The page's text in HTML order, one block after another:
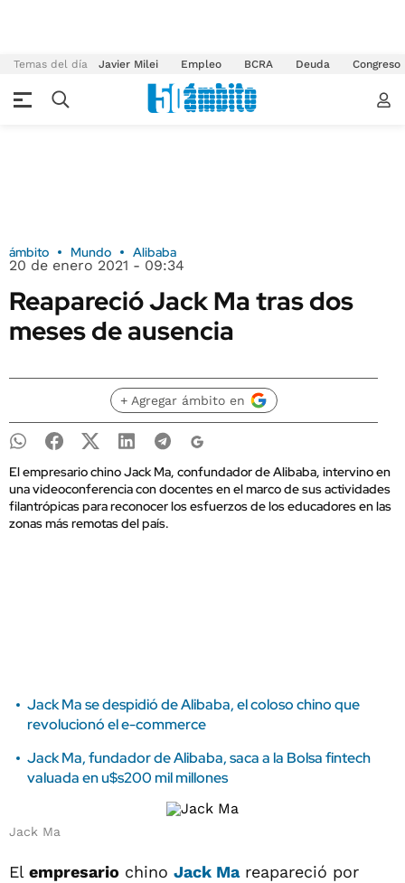
Temas del día Javier Milei Empleo BCRA Deuda Congreso
ámbito Mundo Alibaba
20 de enero 2021 - 09:34
Reapareció Jack Ma tras dos
meses de ausencia
+ Agregar ámbito en
El empresario chino Jack Ma, confundador de Alibaba, intervino en
una videoconferencia con docentes en el marco de sus actividades
filantrópicas para reconocer los esfuerzos de los educadores en las
zonas más remotas del país.
Jack Ma se despidió de Alibaba, el coloso chino que
revolucionó el e-commerce
Jack Ma, fundador de Alibaba, saca a la Bolsa fintech
valuada en u$s200 mil millones
Jack Ma
El empresario chino Jack Mareapareció por